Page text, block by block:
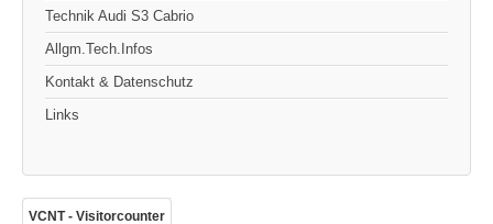
Technik Audi S3 Cabrio
Allgm.Tech.Infos
Kontakt & Datenschutz
Links
VCNT - Visitorcounter